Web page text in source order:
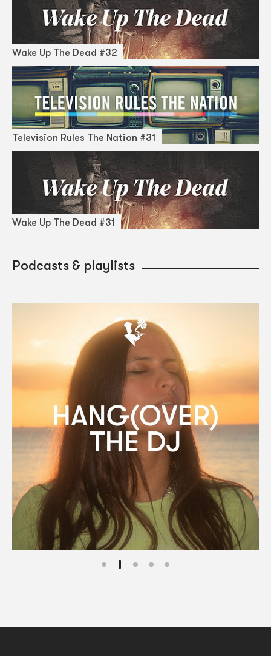
Wake Up The Dead #32
Television Rules The Nation #31
Wake Up The Dead #31
Podcasts & playlists